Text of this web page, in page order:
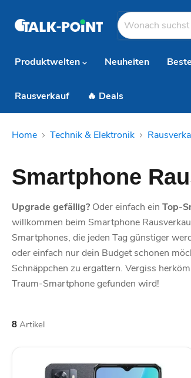
Produktwelten
Neuheiten
Rausverkauf 🔥 Deals
Home Technik & Elektronik
Smartphone
Upgrade gefällig? Oder einfach ein Top-
willkommen beim Smartphone
Smartphones, die jeden Tag günstiger
oder einfach nur dein Budget schonen
Schnäppchen zu ergattern. Vergiss
Traum-Smartphone gefunden wird!
8 Artikel